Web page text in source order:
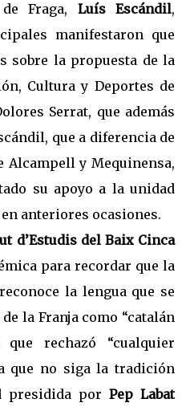
Fraga, Luís Escándil,
manifestaron que
sobre la propuesta de la
Cultura y Deportes de
Serrat, que además
que a diferencia de
y Mequinensa,
su apoyo a la unidad
anteriores ocasiones.
d’Estudis del Baix Cinca
para recordar que la
la lengua que se
la Franja como “catalán
rechazó “cualquier
que no siga la tradición
presidida por Pep Labat